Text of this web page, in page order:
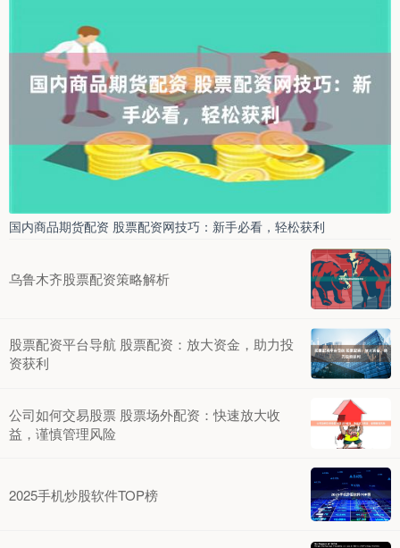
国内商品期货配资 股票配资网技巧：新手必看，轻松获利
乌鲁木齐股票配资策略解析
股票配资平台导航 股票配资：放大资金，助力投
资获利
公司如何交易股票 股票场外配资：快速放大收
益，谨慎管理风险
2025手机炒股软件TOP榜